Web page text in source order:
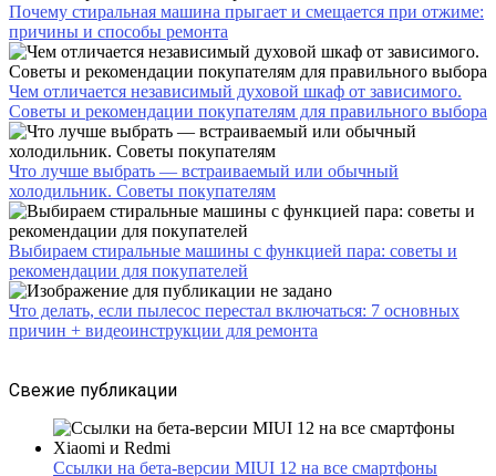
Почему стиральная машина прыгает и смещается при отжиме:
причины и способы ремонта
Чем отличается независимый духовой шкаф от зависимого.
Советы и рекомендации покупателям для правильного выбора
Что лучше выбрать — встраиваемый или обычный
холодильник. Советы покупателям
Выбираем стиральные машины с функцией пара: советы и
рекомендации для покупателей
Что делать, если пылесос перестал включаться: 7 основных
причин + видеоинструкции для ремонта
Свежие публикации
Ссылки на бета-версии MIUI 12 на все смартфоны